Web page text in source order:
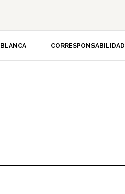
CORRESPONSABILIDAD